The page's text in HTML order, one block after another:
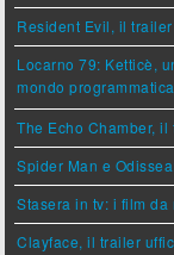
Resident Evil, il
Locarno 79: Ketticè,
mondo
The Echo Chamber,
Spider Man e
Stasera in tv: i film
Clayface, il trailer